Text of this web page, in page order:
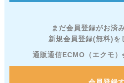
まだ会員登録がお済
新規会員登録(無料)を
通販通信ECMO（エクモ